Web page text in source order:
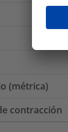
(métrica)
contracción